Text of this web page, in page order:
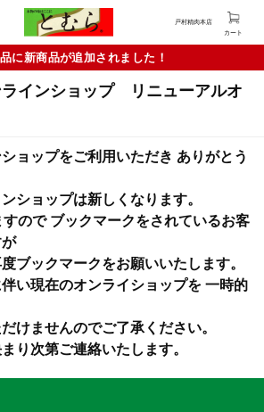
戸村精肉本店
カート
に新商品が追加されました！
ラインショップ リニューアルオ
ョップをご利用いただき ありがとう
ショップは新しくなります。
ので ブックマークをされているお客
ブックマークをお願いいたします。
い現在のオンライショップを 一時的
けませんのでご了承ください。
り次第ご連絡いたします。